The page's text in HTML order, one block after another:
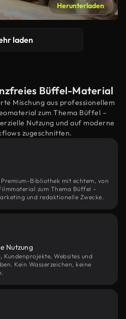
Herunterladen
laden
Büffel-Material
Mischung aus professionellem
zum Thema Büffel –
Nutzung und auf moderne
zugeschnitten.
Bibliothek mit echtem, von
zum Thema Büffel –
und redaktionelle Zwecke.
Nutzung
Websites und
Kein Wasserzeichen, keine